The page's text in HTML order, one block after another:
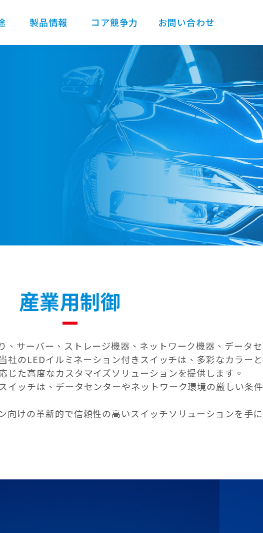
製品情報 コア競争力 お問い合わせ
産業用制御
サーバー、ストレージ機器、ネットワーク機器、データ
のLEDイルミネーション付きスイッチは、多彩なカラー
た高度なカスタマイズソリューションを提供します。
イッチは、データセンターやネットワーク環境の厳しい条
向けの革新的で信頼性の高いスイッチソリューションを手